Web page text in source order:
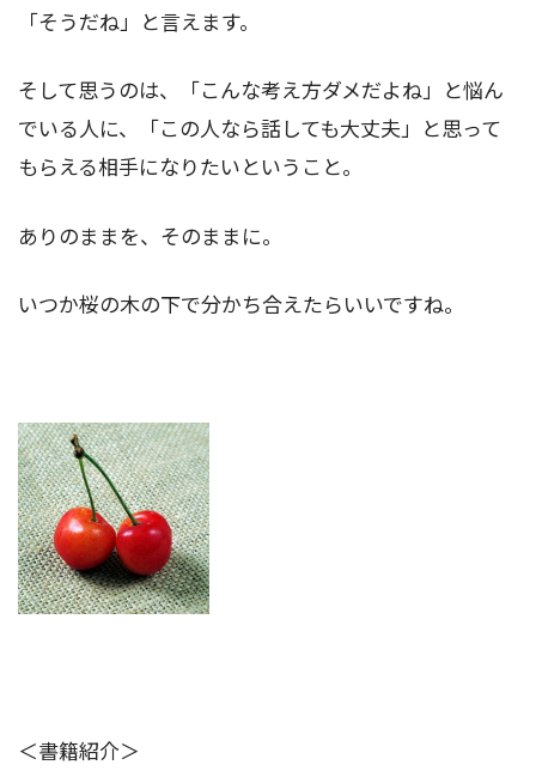
「そうだね」と言えます。
そして思うのは、「こんな考え方ダメだよね」と悩ん
でいる人に、「この人なら話しても大丈夫」と思って
もらえる相手になりたいということ。
ありのままを、そのままに。
いつか桜の木の下で分かち合えたらいいですね。
＜書籍紹介＞